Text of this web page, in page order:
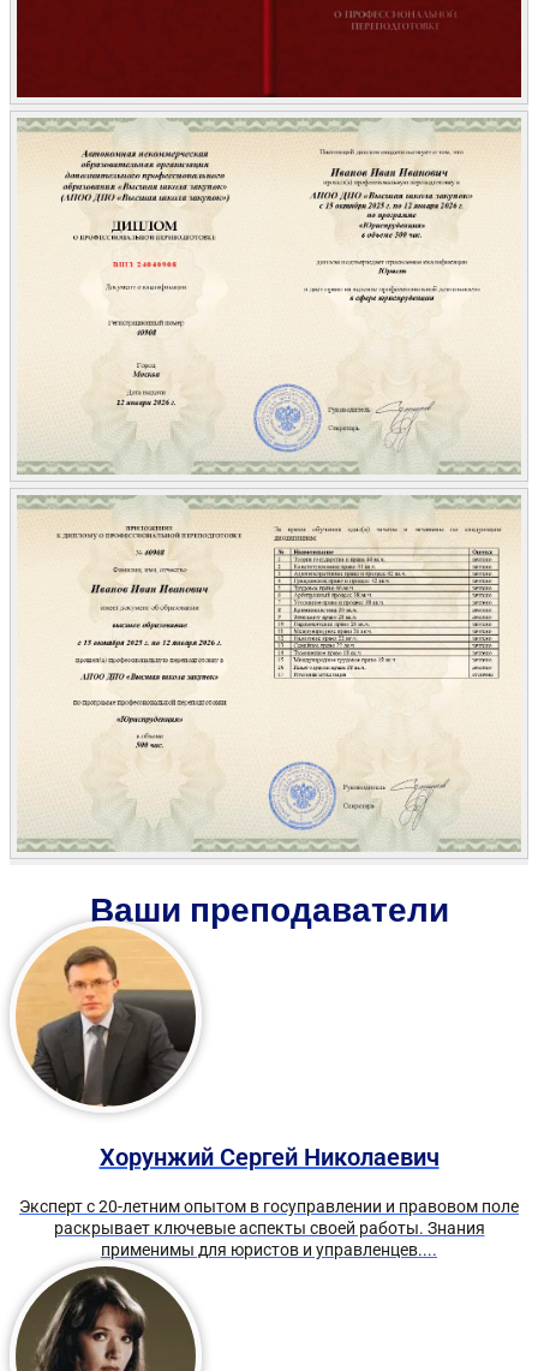
Ваши преподаватели
Хорунжий Сергей Николаевич
Эксперт с 20-летним опытом в госуправлении и правовом поле
раскрывает ключевые аспекты своей работы. Знания
применимы для юристов и управленцев....